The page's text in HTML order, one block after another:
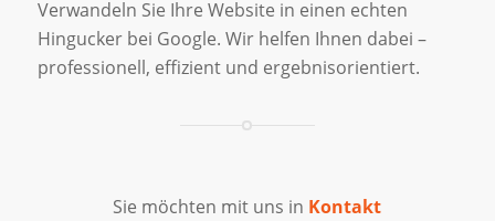
Verwandeln Sie Ihre Website in einen echten
Hingucker bei Google. Wir helfen Ihnen dabei –
professionell, effizient und ergebnisorientiert.
Sie möchten mit uns in Kontakt